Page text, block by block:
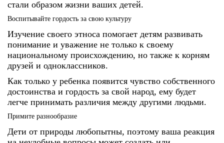
стали образом жизни ваших детей.
Воспитывайте гордость за свою культуру
Изучение своего этноса помогает детям развивать
понимание и уважение не только к своему
национальному происхождению, но также к корням
друзей и одноклассников.
Как только у ребенка появится чувство собственного
достоинства и гордость за свой народ, ему будет
легче принимать различия между другими людьми.
Примите разнообразие
Дети от природы любопытны, поэтому ваша реакция